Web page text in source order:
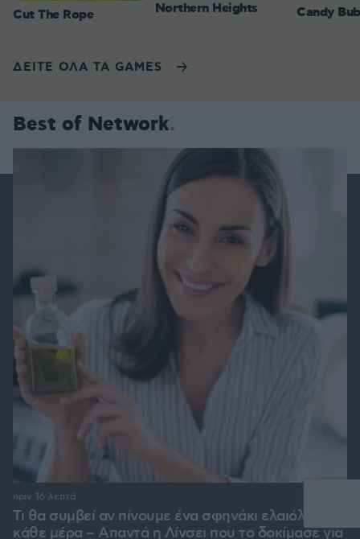
Cut The Rope Northern Heights Candy
ΔΕΙΤΕ ΟΛΑ ΤΑ GAMES
Best of Network
Τι θα συμβεί αν πίνουμε ένα σφηνάκι ελαιόλαδο
κάθε μέρα – Απαντά η Λίνσει που το δοκίμασε για
πριν 16 λεπτά